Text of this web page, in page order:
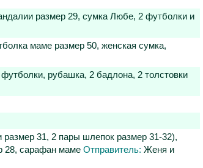
размер 29, сумка Любе, 2 футболки и
маме размер 50, женская сумка,
рубашка, 2 бадлона, 2 толстовки
31, 2 пары шлепок размер 31-32),
28, сарафан маме Отправитель: Женя и